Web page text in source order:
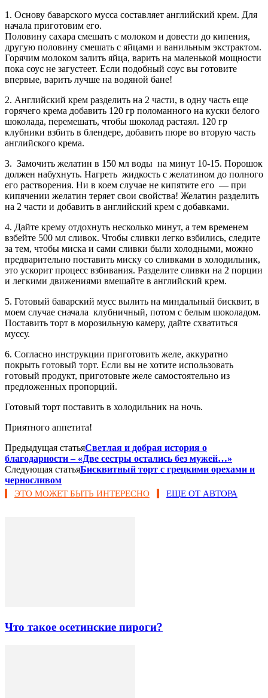
1. Основу баварского мусса составляет английский крем. Для
начала приготовим его.
Половину сахара смешать с молоком и довести до кипения,
другую половину смешать с яйцами и ванильным экстрактом.
Горячим молоком залить яйца, варить на маленькой мощности
пока соус не загустеет. Если подобный соус вы готовите
впервые, варить лучше на водяной бане!
2. Английский крем разделить на 2 части, в одну часть еще
горячего крема добавить 120 гр поломанного на куски белого
шоколада, перемешать, чтобы шоколад растаял. 120 гр
клубники взбить в блендере, добавить пюре во вторую часть
английского крема.
3. Замочить желатин в 150 мл воды на минут 10-15. Порошок
должен набухнуть. Нагреть жидкость с желатином до полного
его растворения. Ни в коем случае не кипятите его — при
кипячении желатин теряет свои свойства! Желатин разделить
на 2 части и добавить в английский крем с добавками.
4. Дайте крему отдохнуть несколько минут, а тем временем
взбейте 500 мл сливок. Чтобы сливки легко взбились, следите
за тем, чтобы миска и сами сливки были холодными, можно
предварительно поставить миску со сливками в холодильник,
это ускорит процесс взбивания. Разделите сливки на 2 порции
и легкими движениями вмешайте в английский крем.
5. Готовый баварский мусс вылить на миндальный бисквит, в
моем случае сначала клубничный, потом с белым шоколадом.
Поставить торт в морозильную камеру, дайте схватиться
муссу.
6. Согласно инструкции приготовить желе, аккуратно
покрыть готовый торт. Если вы не хотите использовать
готовый продукт, приготовьте желе самостоятельно из
предложенных пропорций.
Готовый торт поставить в холодильник на ночь.
Приятного аппетита!
Предыдущая статьяСветлая и добрая история о
благодарности – «Две сестры остались без мужей…»
Следующая статьяБисквитный торт с грецкими орехами и
черносливом
ЭТО МОЖЕТ БЫТЬ ИНТЕРЕСНО ЕЩЕ ОТ АВТОРА
Что такое осетинские пироги?